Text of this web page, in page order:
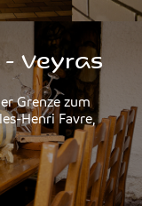
Veyras
Grenze zum
Henri Favre,